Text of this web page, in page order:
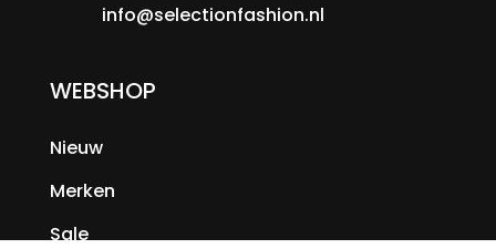
info@selectionfashion.nl
WEBSHOP
Nieuw
Merken
Sale